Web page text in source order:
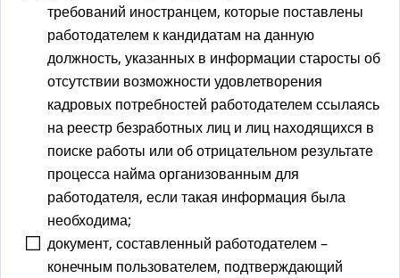
требований иностранцем, которые поставлены
работодателем к кандидатам на данную
должность, указанных в информации старосты об
отсутствии возможности удовлетворения
кадровых потребностей работодателем ссылаясь
на реестр безработных лиц и лиц находящихся в
поиске работы или об отрицательном результате
процесса найма организованным для
работодателя, если такая информация была
необходима;
документ, составленный работодателем –
конечным пользователем, подтверждающий